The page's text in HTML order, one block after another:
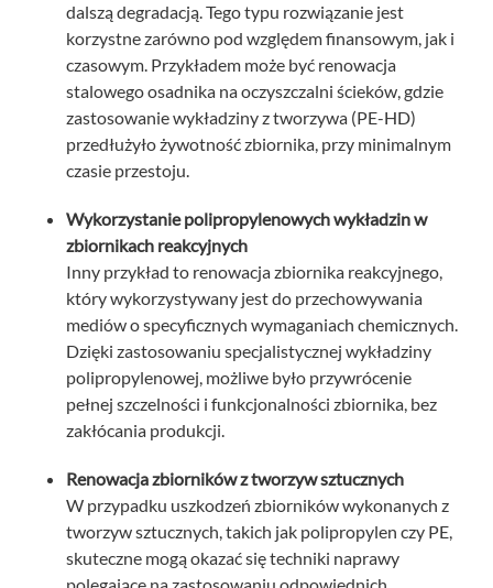
dalszą degradacją. Tego typu rozwiązanie jest
korzystne zarówno pod względem finansowym, jak i
czasowym. Przykładem może być renowacja
stalowego osadnika na oczyszczalni ścieków, gdzie
zastosowanie wykładziny z tworzywa (PE-HD)
przedłużyło żywotność zbiornika, przy minimalnym
czasie przestoju.
Wykorzystanie polipropylenowych wykładzin w
zbiornikach reakcyjnych
Inny przykład to renowacja zbiornika reakcyjnego,
który wykorzystywany jest do przechowywania
mediów o specyficznych wymaganiach chemicznych.
Dzięki zastosowaniu specjalistycznej wykładziny
polipropylenowej, możliwe było przywrócenie
pełnej szczelności i funkcjonalności zbiornika, bez
zakłócania produkcji.
Renowacja zbiorników z tworzyw sztucznych
W przypadku uszkodzeń zbiorników wykonanych z
tworzyw sztucznych, takich jak polipropylen czy PE,
skuteczne mogą okazać się techniki naprawy